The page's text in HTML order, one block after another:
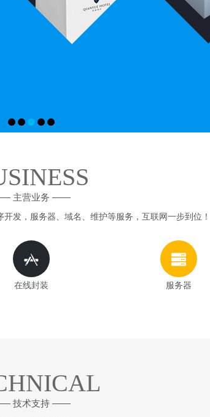
主营业务 ——
发，服务器、域名、维护等服务，互联网一步到位！
在线封装 服务器
技术支持 ——